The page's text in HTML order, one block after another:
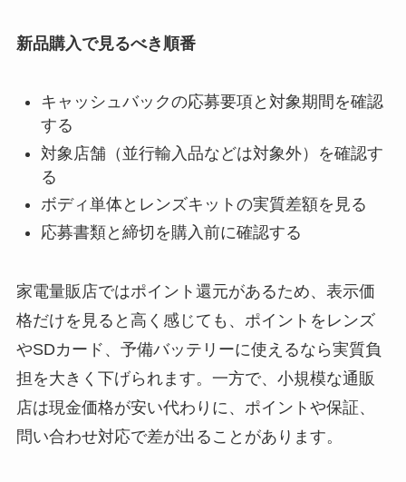
新品購入で見るべき順番
キャッシュバックの応募要項と対象期間を確認
する
対象店舗（並行輸入品などは対象外）を確認す
る
ボディ単体とレンズキットの実質差額を見る
応募書類と締切を購入前に確認する
家電量販店ではポイント還元があるため、表示価
格だけを見ると高く感じても、ポイントをレンズ
やSDカード、予備バッテリーに使えるなら実質負
担を大きく下げられます。一方で、小規模な通販
店は現金価格が安い代わりに、ポイントや保証、
問い合わせ対応で差が出ることがあります。